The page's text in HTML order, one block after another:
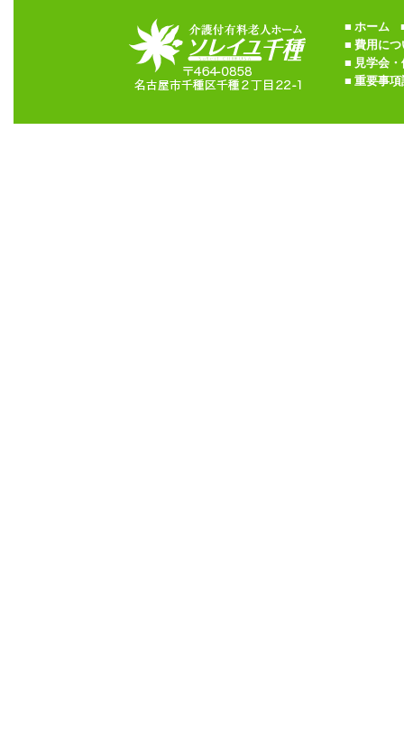
■ ホーム
■ 費用につ
■ 見学会
■ 重要事項